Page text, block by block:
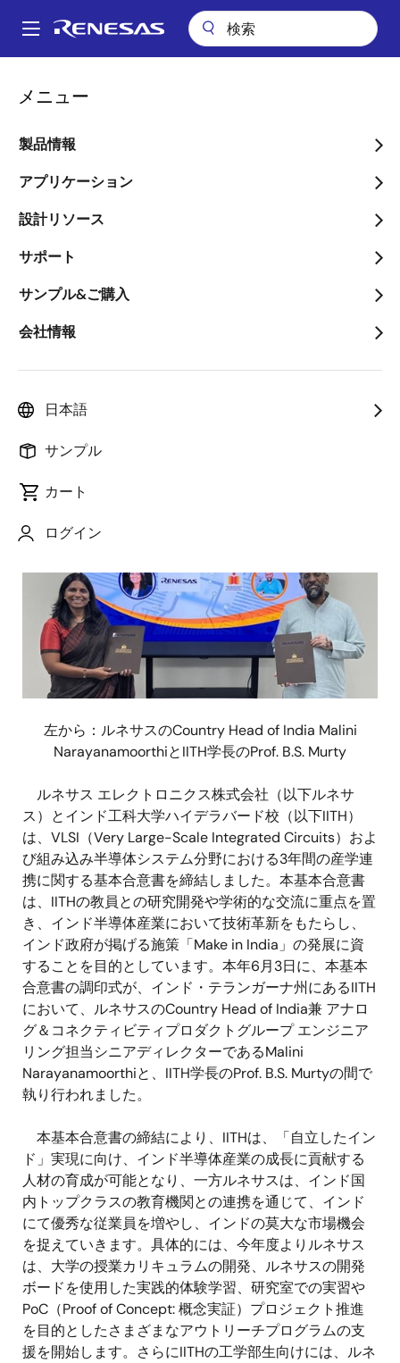
ン
Main
メニュー
製品情報
アプリケーション
設計リソース
サポート
サンプル&ご購入
会社情報
日本語
サンプル
カート
ログイン
パ
ン
く
ず
ルネサスとインド工科大学ハイデラバード校がインド半導体産業の成
ルネサスとインド工科大学
ハイデラバード校がインド
半導体産業の成長促進を目
指し基本合意書を締結
～3年間の産学連携に関する基本合意書
を締結し、インド国内の半導体技術の
発展を支援、またインド半導体産業に
おけるルネサスのプレゼンスを拡大～
画
像
左から：ルネサスのCountry Head of India Malini
NarayanamoorthiとIITH学長のProf. B.S. Murty
ルネサス エレクトロニクス株式会社（以下ルネサ
ス）とインド工科大学ハイデラバード校（以下IITH）
は、 VLSI （Very Large-Scale Integrated Circuits）およ
び組み込み半導体システム分野における3年間の産学連
携に関する基本合意書を締結しました。本基本合意書
は、 IITHの教員との研究開発や学術的な交流に重点を置
き、インド半導体産業において技術革新をもたらし、
インド政府が掲げる施策「Make in India 」の発展に資
することを目的としています。本年6月3日に、本基本
合意書の調印式が、インド・テランガーナ州にあるIITH
において、ルネサスのCountry Head of India兼 アナロ
グ＆コネクティビティプロダクトグループ エンジニア
リング担当シニアディレクターであるMalini
Narayanamoorthiと、 IITH学長のProf. B.S. Murtyの間で
執り行われました。
本基本合意書の締結により、 IITHは、「自立したイン
ド」実現に向け、インド半導体産業の成長に貢献する
人材の育成が可能となり、一方ルネサスは、インド国
内トップクラスの教育機関との連携を通じて、インド
にて優秀な従業員を増やし、インドの莫大な市場機会
を捉えていきます。具体的には、今年度よりルネサス
は、大学の授業カリキュラムの開発、ルネサスの開発
ボードを使用した実践的体験学習、研究室での実習や
PoC （Proof of Concept:概念実証）プロジェクト推進
を目的としたさまざまなアウトリーチプログラムの支
援を開始します。さらにIITHの工学部生向けには、ルネ